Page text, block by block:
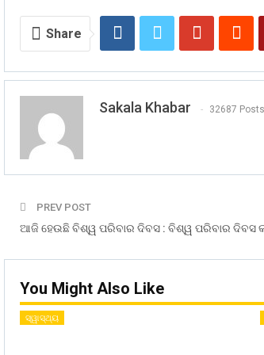
Share
Sakala Khabar 32687 Posts
PREV POST
ଆଜି ହେଉଛି ବିଶ୍ୱ ପରିବାର ଦିବସ : ବିଶ୍ୱ ପରିବାର ଦିବସ
You Might Also Like
ସ୍ୱାସ୍ଥ୍ୟ